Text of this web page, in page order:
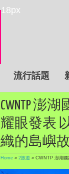
18px
流行話題
CWNTP 澎
耀眼發表
織的島嶼故
Home » 2旅遊 » CWNTP 澎湖國